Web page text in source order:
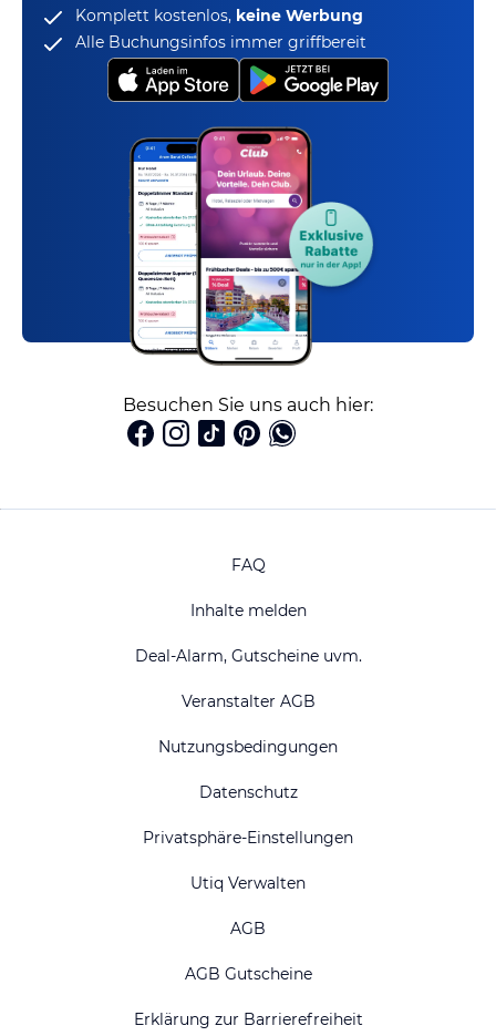
Komplett kostenlos, keine Werbung
Alle Buchungsinfos immer griffbereit
Besuchen Sie uns auch hier:
FAQ
Inhalte melden
Deal-Alarm, Gutscheine uvm.
Veranstalter AGB
Nutzungsbedingungen
Datenschutz
Privatsphäre-Einstellungen
Utiq Verwalten
AGB
AGB Gutscheine
Erklärung zur Barrierefreiheit